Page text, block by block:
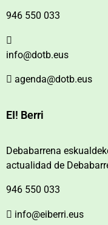
946 550 033
info@dotb.eus
agenda@dotb.eus
EI! Berri
Debabarrena
actualidad de
946 550 033
info@eiberri.eus